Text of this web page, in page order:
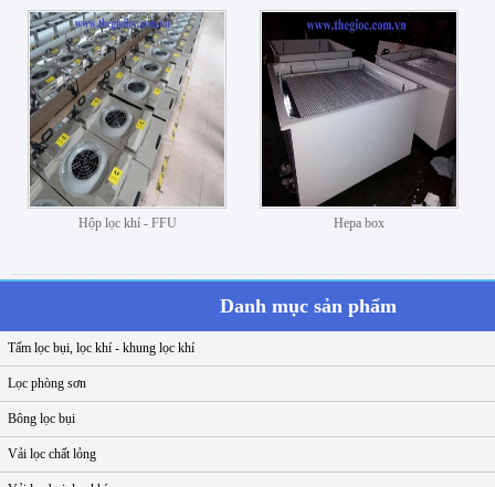
Hộp lọc khí - FFU Hepa box
Danh mục sản phẩm
Tấm lọc bụi, lọc khí - khung lọc khí
Lọc phòng sơn
Bông lọc bụi
Vải lọc chất lỏng